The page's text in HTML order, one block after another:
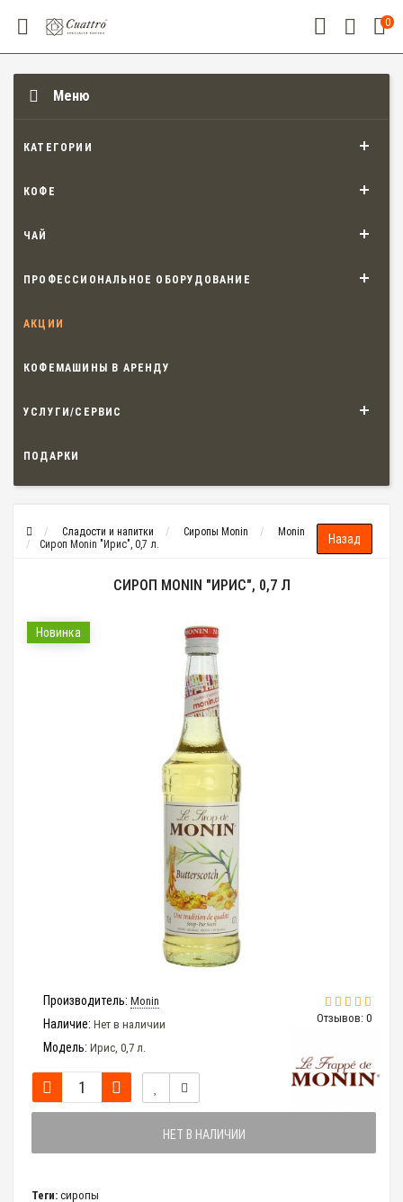
0
Меню
КАТЕГОРИИ
КОФЕ
ЧАЙ
ПРОФЕССИОНАЛЬНОЕ ОБОРУДОВАНИЕ
АКЦИИ
КОФЕМАШИНЫ В АРЕНДУ
УСЛУГИ/СЕРВИС
ПОДАРКИ
Сладости и напитки Сиропы Monin
Monin
Сироп Monin "Ирис", 0,7 л.
СИРОП MONIN "ИРИС", 0,7 Л
Новинка
Отзывов: 0
Производитель: Monin
Наличие: Нет в наличии
Модель: Ирис, 0,7 л.
НЕТ В НАЛИЧИИ
Теги: сиропы